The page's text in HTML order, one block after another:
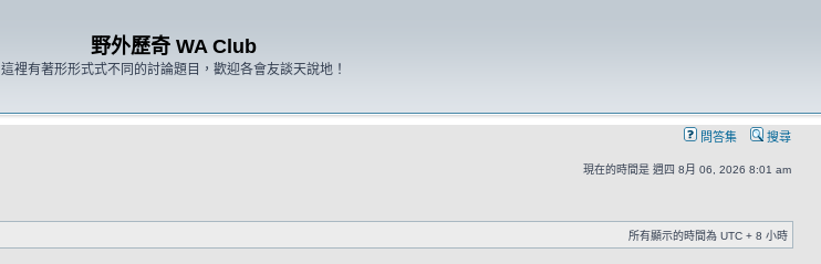
野外歷奇 WA Club
這裡有著形形式式不同的討論題目，歡迎各會友談天說地！
問答集 搜尋
現在的時間是 週四 8月 06, 2026 8:01 am
所有顯示的時間為 UTC + 8 小時